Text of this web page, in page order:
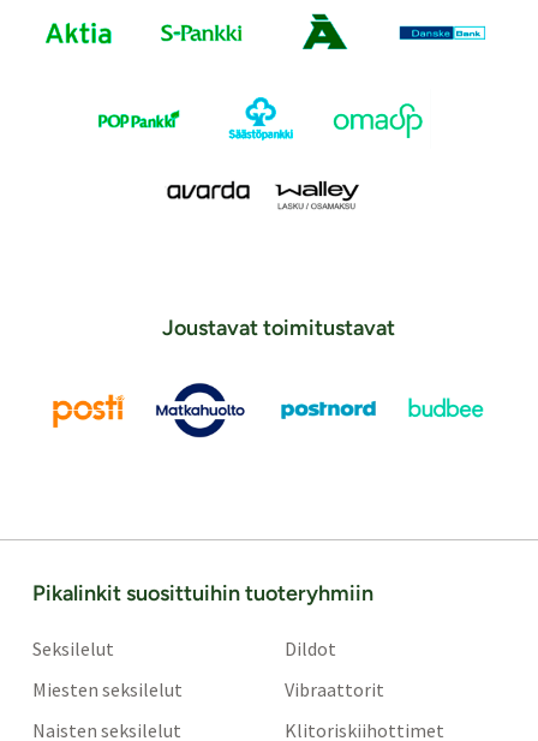
Joustavat toimitustavat
Pikalinkit suosittuihin tuoteryhmiin
Seksilelut
Miesten seksilelut
Naisten seksilelut
Dildot
Vibraattorit
Klitoriskiihottimet